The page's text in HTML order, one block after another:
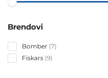
Brendovi
Bomber 77
Fiskars 99